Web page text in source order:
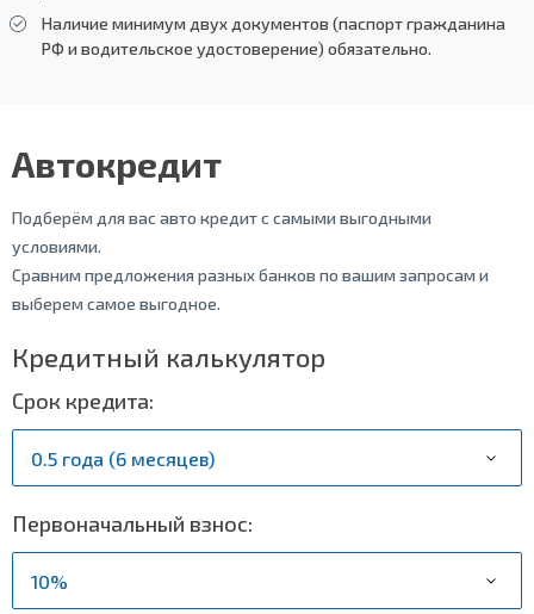
Наличие минимум двух документов (паспорт гражданина
РФ и водительское удостоверение) обязательно.
Автокредит
Подберём для вас авто кредит с самыми выгодными
условиями.
Сравним предложения разных банков по вашим запросам и
выберем самое выгодное.
Кредитный калькулятор
Срок кредита:
Первоначальный взнос: